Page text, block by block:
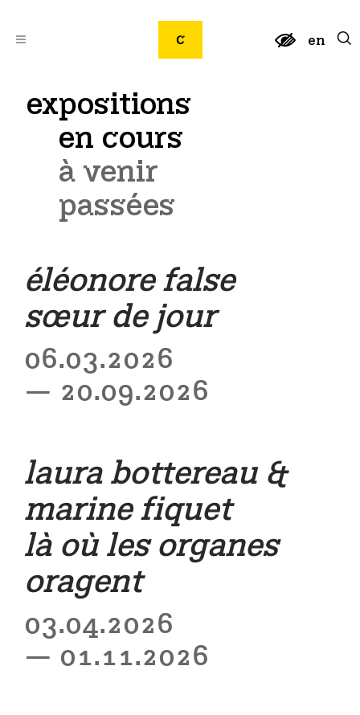
en
expositions
en cours
à venir
passées
éléonore false
sœur de jour
06.03.2026
— 20.09.2026
laura bottereau &
marine fiquet
là où les organes
oragent
03.04.2026
— 01.11.2026